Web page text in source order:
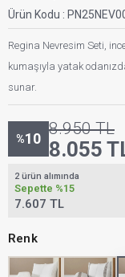
Ürün Kodu :
Regina Nevresim Seti,
kumaşıyla yatak
sunar.
%10
8.950TL
8.055
2 ürün alımında
Sepette %15
7.607 TL
Renk